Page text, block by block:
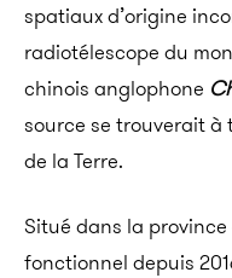
spatiaux d’origine
radiotélescope du
chinois anglophone
source se trouverait à
de la Terre.
Situé dans la province
fonctionnel depuis